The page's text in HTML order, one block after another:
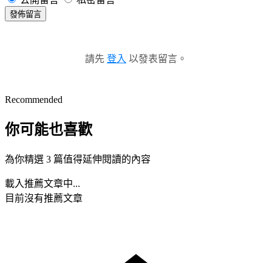
發佈留言
請先 登入 以發表留言。
Recommended
你可能也喜歡
為你精選 3 篇值得延伸閱讀的內容
載入推薦文章中...
目前沒有推薦文章